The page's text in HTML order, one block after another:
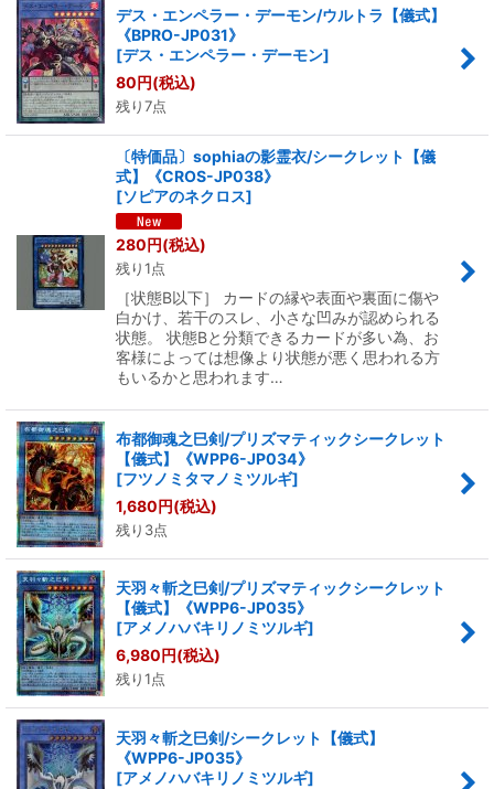
デス・エンペラー・デーモン/ウルトラ【儀式】
《BPRO-JP031》
[デス・エンペラー・デーモン]
80円(税込)
残り7点
〔特価品〕sophiaの影霊衣/シークレット【儀
式】《CROS-JP038》
[ソピアのネクロス]
280円(税込)
残り1点
［状態B以下］ カードの縁や表面や裏面に傷や
白かけ、若干のスレ、小さな凹みが認められる
状態。 状態Bと分類できるカードが多い為、お
客様によっては想像より状態が悪く思われる方
もいるかと思われます…
布都御魂之巳剣/プリズマティックシークレット
【儀式】《WPP6-JP034》
[フツノミタマノミツルギ]
1,680円(税込)
残り3点
天羽々斬之巳剣/プリズマティックシークレット
【儀式】《WPP6-JP035》
[アメノハバキリノミツルギ]
6,980円(税込)
残り1点
天羽々斬之巳剣/シークレット【儀式】
《WPP6-JP035》
[アメノハバキリノミツルギ]